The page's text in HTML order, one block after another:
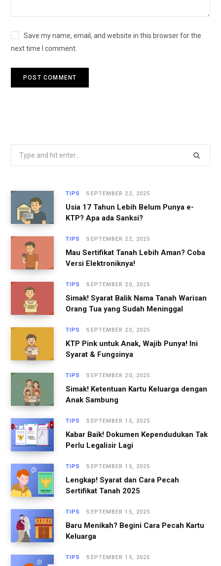
Save my name, email, and website in this browser for the
next time I comment.
o
TIPS SEPTEMBER 22, 2025
Usia 17 Tahun Lebih Belum Punya e-
KTP? Apa ada Sanksi?
TIPS SEPTEMBER 22, 2025
Mau Sertifikat Tanah Lebih Aman? Coba
Versi Elektroniknya!
TIPS SEPTEMBER 20, 2025
Simak! Syarat Balik Nama Tanah Warisan
Orang Tua yang Sudah Meninggal
TIPS SEPTEMBER 20, 2025
KTP Pink untuk Anak, Wajib Punya! Ini
Syarat & Fungsinya
TIPS SEPTEMBER 20, 2025
Simak! Ketentuan Kartu Keluarga dengan
Anak Sambung
TIPS SEPTEMBER 15, 2025
Kabar Baik! Dokumen Kependudukan Tak
Perlu Legalisir Lagi
TIPS SEPTEMBER 15, 2025
Lengkap! Syarat dan Cara Pecah
Sertifikat Tanah 2025
TIPS SEPTEMBER 15, 2025
Baru Menikah? Begini Cara Pecah Kartu
Keluarga
TIPS SEPTEMBER 15, 2025